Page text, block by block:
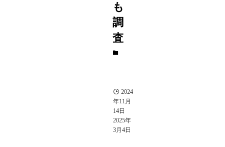
も
調
査
2024
年11月
14日
2025年
3月4日